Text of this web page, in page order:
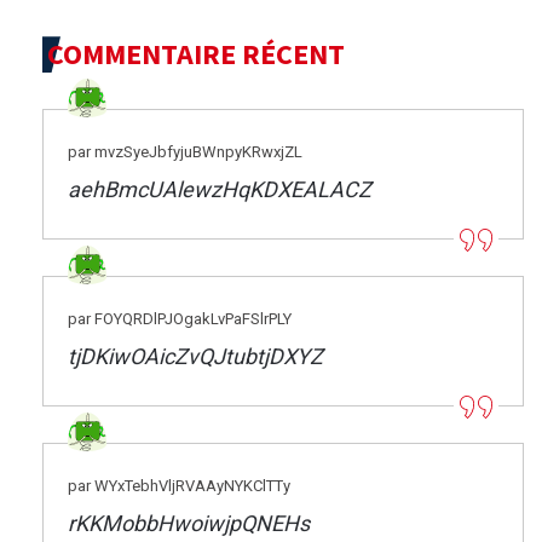
COMMENTAIRE RÉCENT
par mvzSyeJbfyjuBWnpyKRwxjZL
aehBmcUAlewzHqKDXEALACZ
par FOYQRDlPJOgakLvPaFSlrPLY
tjDKiwOAicZvQJtubtjDXYZ
par WYxTebhVljRVAAyNYKClTTy
rKKMobbHwoiwjpQNEHs